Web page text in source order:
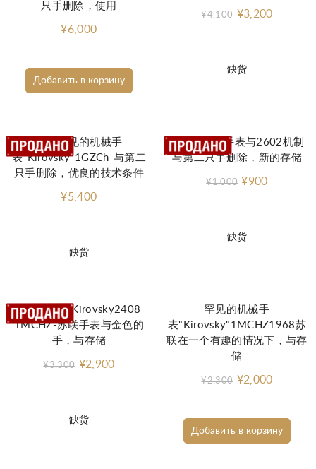
Добавить в корзину
只手删除，使用
¥6,000
缺货
¥4,100 ¥3,200
缺货
非常罕见的机械手
表"Kirovsky"1GZCh-与第二
只手删除，优良的技术条件
¥5,400
缺货
基洛夫斯基手表与2602机制
与第二只手删除，新的存储
¥1,000 ¥900
缺货
极为罕见的Kirovsky2408
1MCHZ-苏联手表与金色的
手，与存储
¥3,300 ¥2,900
Добавить в корзину
罕见的机械手
表"Kirovsky"1MCHZ1968苏
联在一个有趣的情况下，与存
储
¥2,300 ¥2,000